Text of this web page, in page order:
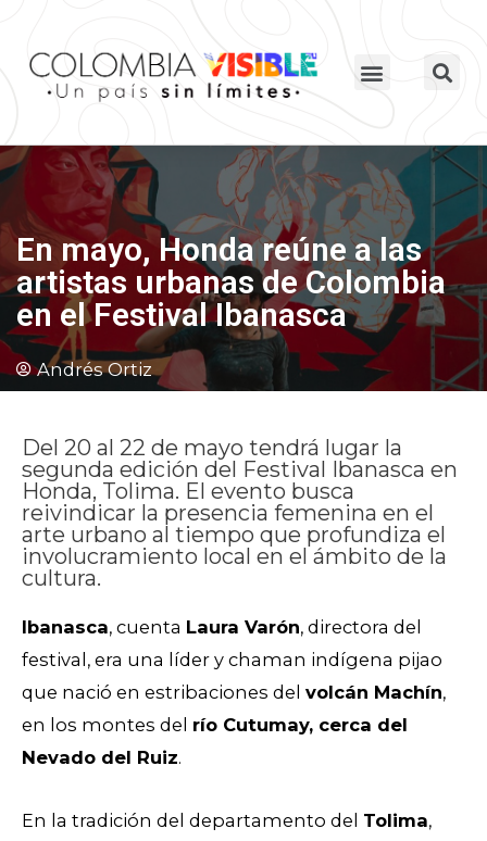
En mayo, Honda reúne a las
artistas urbanas de Colombia
en el Festival Ibanasca
Andrés Ortiz
Del 20 al 22 de mayo tendrá lugar la
segunda edición del Festival Ibanasca en
Honda, Tolima. El evento busca
reivindicar la presencia femenina en el
arte urbano al tiempo que profundiza el
involucramiento local en el ámbito de la
cultura.
Ibanasca, cuenta Laura Varón, directora del
festival, era una líder y chaman indígena pijao
que nació en estribaciones del volcán Machín,
en los montes del río Cutumay, cerca del
Nevado del Ruiz.
En la tradición del departamento del Tolima,